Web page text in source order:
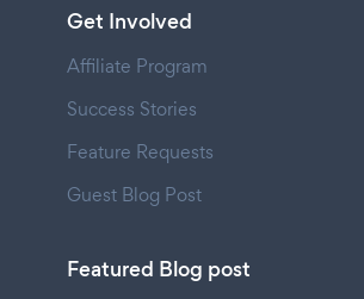
Get Involved
Affiliate Program
Success Stories
Feature Requests
Guest Blog Post
Featured Blog post